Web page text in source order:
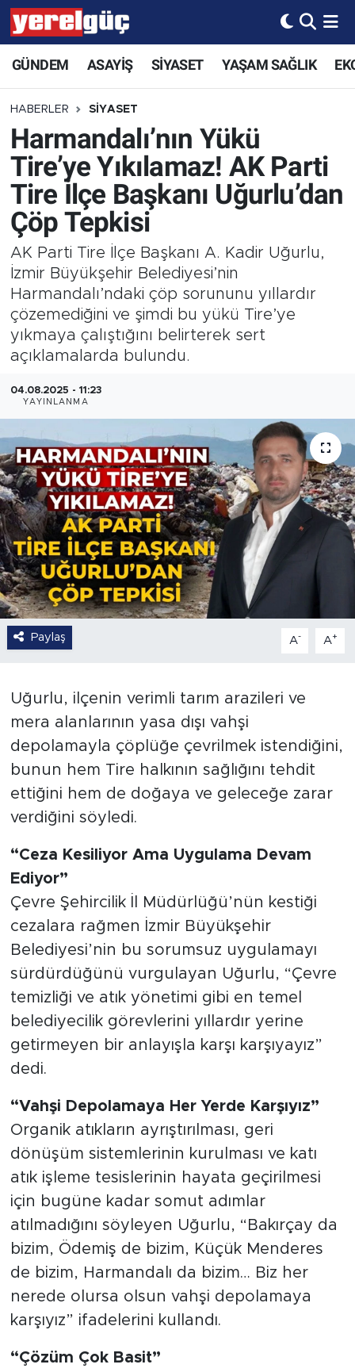
GÜNDEM ASAYİŞ SİYASET YAŞAM SAĞLIK
HABERLER SİYASET
Harmandalı’nın Yükü
Tire’ye Yıkılamaz! AK Parti
Tire İlçe Başkanı Uğurlu’dan
Çöp Tepkisi
AK Parti Tire İlçe Başkanı A. Kadir Uğurlu,
İzmir Büyükşehir Belediyesi’nin
Harmandalı’ndaki çöp sorununu yıllardır
çözemediğini ve şimdi bu yükü Tire’ye
yıkmaya çalıştığını belirterek sert
açıklamalarda bulundu.
04.08.2025 - 11:23
YAYINLANMA
Paylaş A- A+
Uğurlu, ilçenin verimli tarım arazileri ve
mera alanlarının yasa dışı vahşi
depolamayla çöplüğe çevrilmek istendiğini,
bunun hem Tire halkının sağlığını tehdit
ettiğini hem de doğaya ve geleceğe zarar
verdiğini söyledi.
“Ceza Kesiliyor Ama Uygulama Devam
Ediyor”
Çevre Şehircilik İl Müdürlüğü’nün kestiği
cezalara rağmen İzmir Büyükşehir
Belediyesi’nin bu sorumsuz uygulamayı
sürdürdüğünü vurgulayan Uğurlu, “Çevre
temizliği ve atık yönetimi gibi en temel
belediyecilik görevlerini yıllardır yerine
getirmeyen bir anlayışla karşı karşıyayız”
dedi.
“Vahşi Depolamaya Her Yerde Karşıyız”
Organik atıkların ayrıştırılması, geri
dönüşüm sistemlerinin kurulması ve katı
atık işleme tesislerinin hayata geçirilmesi
için bugüne kadar somut adımlar
atılmadığını söyleyen Uğurlu, “Bakırçay da
bizim, Ödemiş de bizim, Küçük Menderes
de bizim, Harmandalı da bizim… Biz her
nerede olursa olsun vahşi depolamaya
karşıyız” ifadelerini kullandı.
“Çözüm Çok Basit”